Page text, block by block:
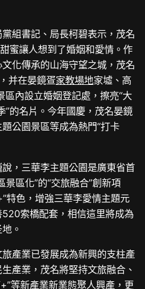
組書記、局長柯碧表示，茂名
蜜讓人想到了婚姻和愛情。作
化傳承的山海守望之城，茂名
并在晏鏡疍家教場地家墟、高
內設立婚姻登記處，擦亮“大
”的名片。今年國慶，茂名晏鏡
公園景區等成為熱門“打卡
，三華李主題公園是廣東省首
景區化”的“交旅融合”創新項
特色，增強三華李愛情主題元
索橋配套，相信這里將成為
。
產業已發展成為新興的支柱產
產業，茂名將堅持文旅融合、
等新產業新業態聚人興產，更